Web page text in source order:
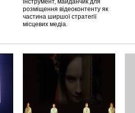
інструмент, майданчик для
розміщення відеоконтенту як
частина ширшої стратегії
місцевих медіа.